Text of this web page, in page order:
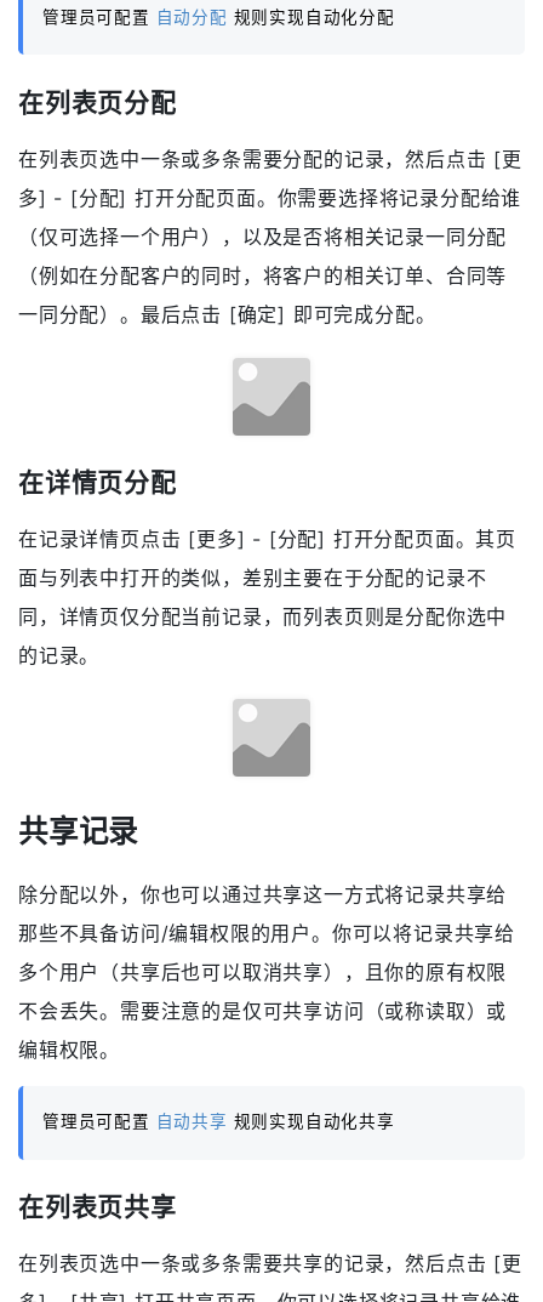
管理员可配置 自动分配 规则实现自动化分配
在列表页分配
在列表页选中一条或多条需要分配的记录，然后点击 [更
多] - [分配] 打开分配页面。你需要选择将记录分配给谁
（仅可选择一个用户），以及是否将相关记录一同分配
（例如在分配客户的同时，将客户的相关订单、合同等
一同分配）。最后点击 [确定] 即可完成分配。
在详情页分配
在记录详情页点击 [更多] - [分配] 打开分配页面。其页
面与列表中打开的类似，差别主要在于分配的记录不
同，详情页仅分配当前记录，而列表页则是分配你选中
的记录。
共享记录
除分配以外，你也可以通过共享这一方式将记录共享给
那些不具备访问/编辑权限的用户。你可以将记录共享给
多个用户（共享后也可以取消共享），且你的原有权限
不会丢失。需要注意的是仅可共享访问（或称读取）或
编辑权限。
管理员可配置 自动共享 规则实现自动化共享
在列表页共享
在列表页选中一条或多条需要共享的记录，然后点击 [更